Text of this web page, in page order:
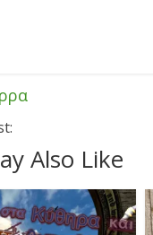
Also Like